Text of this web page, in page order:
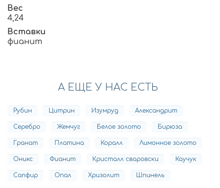
Вес
4,24
Вставки
фианит
А ЕЩЕ У НАС ЕСТЬ
Рубин Цитрин Изумруд Александрит
Серебро Жемчуг Белое золото Бирюза
Гранат Платина Коралл Лимонное золото
Оникс Фианит Кристалл сваровски Каучук
Сапфир Опал Хризолит Шпинель